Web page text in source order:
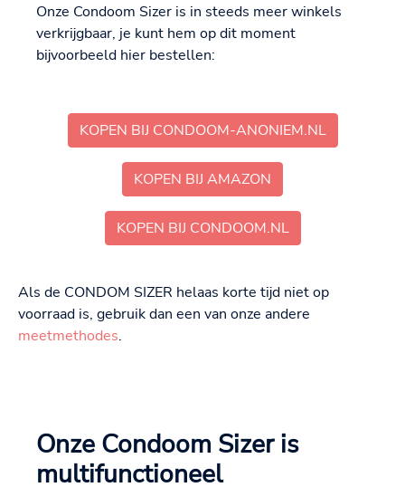
Onze Condoom Sizer is in steeds meer winkels
verkrijgbaar, je kunt hem op dit moment
bijvoorbeeld hier bestellen:
KOPEN BIJ CONDOOM-ANONIEM.NL
KOPEN BIJ AMAZON
KOPEN BIJ CONDOOM.NL
Als de CONDOM SIZER helaas korte tijd niet op
voorraad is, gebruik dan een van onze andere
meetmethodes.
Onze Condoom Sizer is
multifunctioneel